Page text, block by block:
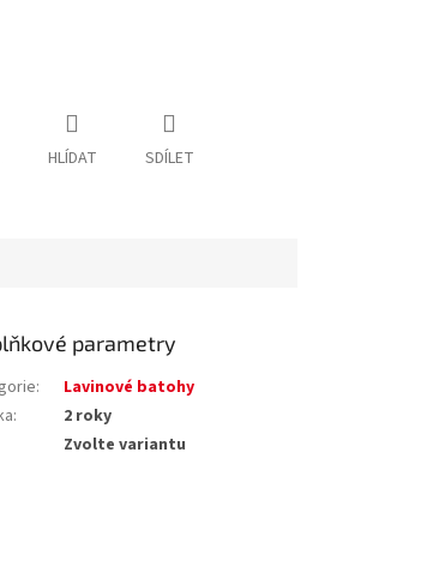
HLÍDAT SDÍLET
parametry
:
Lavinové batohy
:
2 roky
Zvolte variantu